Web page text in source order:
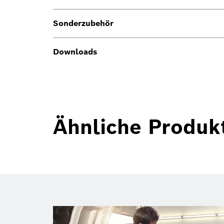
Sonderzubehör
Downloads
Ähnliche